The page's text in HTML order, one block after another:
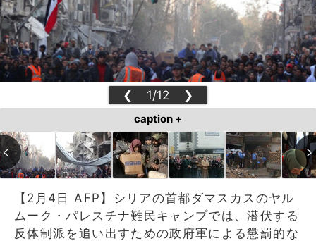
❮ 1/12 ❯
caption +
【2月4日 AFP】シリアの首都ダマスカスのヤル
ムーク・パレスチナ難民キャンプでは、潜伏する
反体制派を追い出すための政府軍による懲罰的な